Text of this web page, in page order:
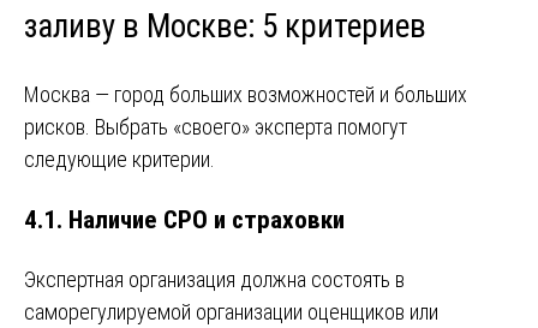
заливу в Москве: 5 критериев
Москва — город больших возможностей и больших
рисков. Выбрать «своего» эксперта помогут
следующие критерии.
4.1. Наличие СРО и страховки
Экспертная организация должна состоять в
саморегулируемой организации оценщиков или